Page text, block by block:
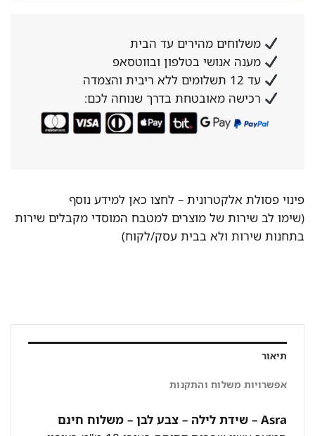
משלוחים מהירים עד הבית
מענה אנושי בטלפון ובווטסאפ
עד 12 תשלומים ללא ריבית והצמדה
רכישה מאובטחת בדרך שנוחה לכם:
פינוי פסולת אלקטרונית –לחצו כאן למידע נוסף
(שימו לב שירות של מוצרים למטבח המוסדי מקבלים שירות
בתחנות שירות ולא בבית עסק/לקוח)
תיאור
אפשרויות משלוח והתקנות
Asra – שידת לילה – צבע לבן – משלוח חינם